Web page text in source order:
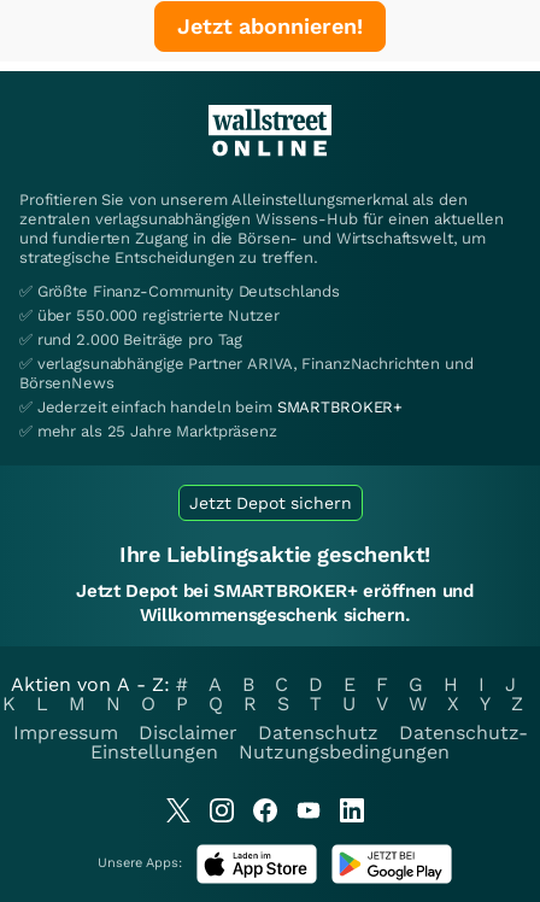
Jetzt abonnieren!
Profitieren Sie von unserem Alleinstellungsmerkmal als den
zentralen verlagsunabhängigen Wissens-Hub für einen aktuellen
und fundierten Zugang in die Börsen- und Wirtschaftswelt, um
strategische Entscheidungen zu treffen.
✅ Größte Finanz-Community Deutschlands
✅ über 550.000 registrierte Nutzer
✅ rund 2.000 Beiträge pro Tag
✅ verlagsunabhängige Partner ARIVA, FinanzNachrichten und
BörsenNews
✅ Jederzeit einfach handeln beim SMARTBROKER+
✅ mehr als 25 Jahre Marktpräsenz
Jetzt Depot sichern
Ihre Lieblingsaktie geschenkt!
Jetzt Depot bei SMARTBROKER+ eröffnen und
Willkommensgeschenk sichern.
Aktien von A - Z: # A B C D E F G H I
J
K
L M N O P Q R S T U V W X Y
Z
Impressum
Disclaimer Datenschutz
Datenschutz-
Einstellungen
Nutzungsbedingungen
Unsere Apps: